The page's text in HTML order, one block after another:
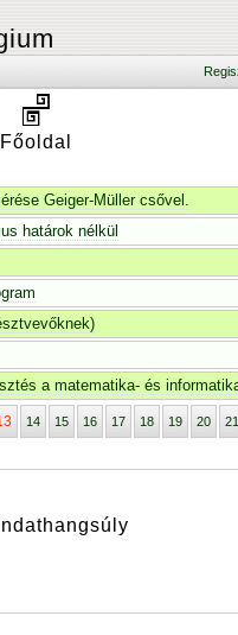
Főoldal
Geiger-Müller csővel.
határok nélkül
a matematika- és
14 15 16 17 18 19 20 21